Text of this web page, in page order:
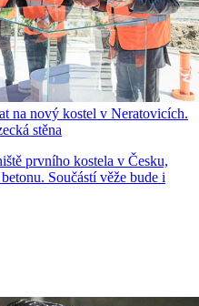
na nový kostel v Neratovicích.
stěna
prvního kostela v Česku,
Součástí věže bude i